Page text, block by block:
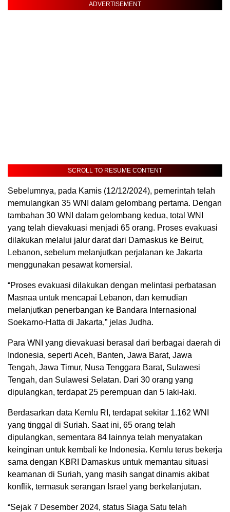
ADVERTISEMENT
SCROLL TO RESUME CONTENT
Sebelumnya, pada Kamis (12/12/2024), pemerintah telah
memulangkan 35 WNI dalam gelombang pertama. Dengan
tambahan 30 WNI dalam gelombang kedua, total WNI
yang telah dievakuasi menjadi 65 orang. Proses evakuasi
dilakukan melalui jalur darat dari Damaskus ke Beirut,
Lebanon, sebelum melanjutkan perjalanan ke Jakarta
menggunakan pesawat komersial.
“Proses evakuasi dilakukan dengan melintasi perbatasan
Masnaa untuk mencapai Lebanon, dan kemudian
melanjutkan penerbangan ke Bandara Internasional
Soekarno-Hatta di Jakarta,” jelas Judha.
Para WNI yang dievakuasi berasal dari berbagai daerah di
Indonesia, seperti Aceh, Banten, Jawa Barat, Jawa
Tengah, Jawa Timur, Nusa Tenggara Barat, Sulawesi
Tengah, dan Sulawesi Selatan. Dari 30 orang yang
dipulangkan, terdapat 25 perempuan dan 5 laki-laki.
Berdasarkan data Kemlu RI, terdapat sekitar 1.162 WNI
yang tinggal di Suriah. Saat ini, 65 orang telah
dipulangkan, sementara 84 lainnya telah menyatakan
keinginan untuk kembali ke Indonesia. Kemlu terus bekerja
sama dengan KBRI Damaskus untuk memantau situasi
keamanan di Suriah, yang masih sangat dinamis akibat
konflik, termasuk serangan Israel yang berkelanjutan.
“Sejak 7 Desember 2024, status Siaga Satu telah